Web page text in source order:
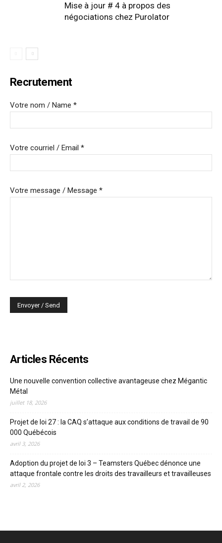
Mise à jour # 4 à propos des
négociations chez Purolator
Recrutement
Votre nom / Name *
Votre courriel / Email *
Votre message / Message *
Articles Récents
Une nouvelle convention collective avantageuse chez Mégantic
Métal
juillet 18, 2026
Projet de loi 27 : la CAQ s’attaque aux conditions de travail de 90
000 Québécois
avril 3, 2026
Adoption du projet de loi 3 – Teamsters Québec dénonce une
attaque frontale contre les droits des travailleurs et travailleuses
avril 2, 2026